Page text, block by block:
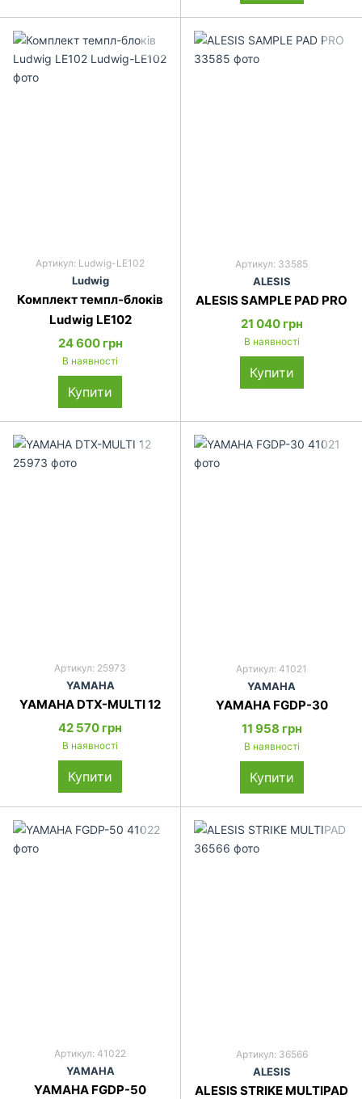
Артикул: Ludwig-LE102
Ludwig
Комплект темпл-блоків
Ludwig LE102
24 600 грн
В наявності
Купити
Артикул: 33585
ALESIS
ALESIS SAMPLE PAD PRO
21 040 грн
В наявності
Купити
Артикул: 25973
YAMAHA
YAMAHA DTX-MULTI 12
42 570 грн
В наявності
Купити
Артикул: 41021
YAMAHA
YAMAHA FGDP-30
11 958 грн
В наявності
Купити
Артикул: 41022
YAMAHA
YAMAHA FGDP-50
Артикул: 36566
ALESIS
ALESIS STRIKE MULTIPAD